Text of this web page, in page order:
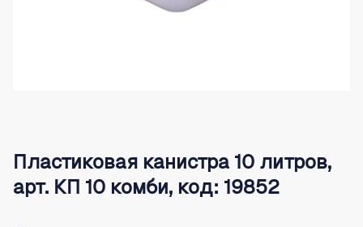
Пластиковая канистра 10 литров,
арт. КП 10 комби, код: 19852